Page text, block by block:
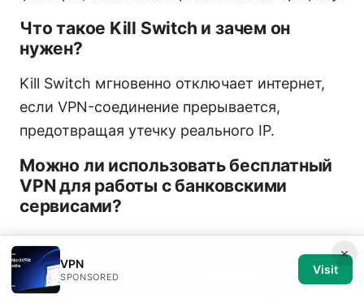
Что такое Kill Switch и зачем он
нужен?
Kill Switch мгновенно отключает интернет,
если VPN-соединение прерывается,
предотвращая утечку реального IP.
Можно ли использовать бесплатный
VPN для работы с банковскими
сервисами?
Нет, для таких задач лучше использовать
надёжный платный сервис VPN и двойную
защиту, как MFA и безопасное соединение с
×
VPN
SPONSORED
Visit